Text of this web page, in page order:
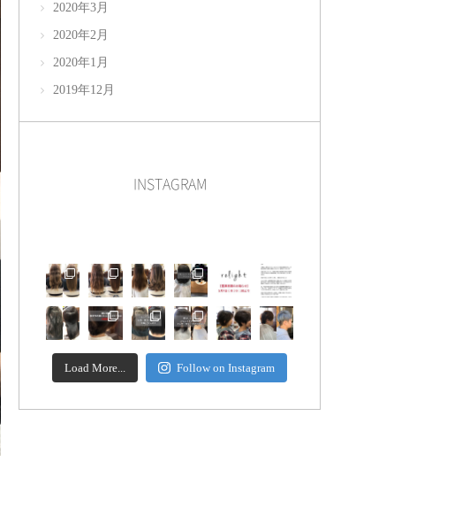
2020年3月
2020年2月
2020年1月
2019年12月
INSTAGRAM
Load More... Follow on Instagram